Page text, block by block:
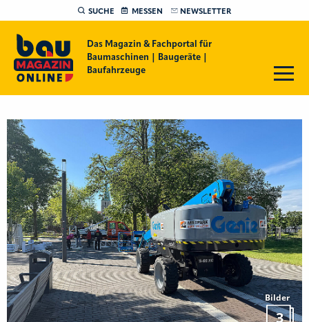
SUCHE MESSEN NEWSLETTER
Das Magazin & Fachportal für
Baumaschinen | Baugeräte |
Baufahrzeuge
Bilder
3